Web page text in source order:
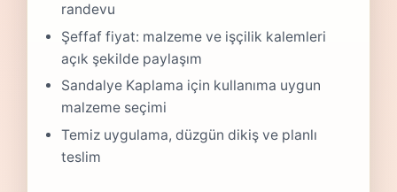
randevu
Şeffaf fiyat: malzeme ve işçilik kalemleri
açık şekilde paylaşım
Sandalye Kaplama için kullanıma uygun
malzeme seçimi
Temiz uygulama, düzgün dikiş ve planlı
teslim